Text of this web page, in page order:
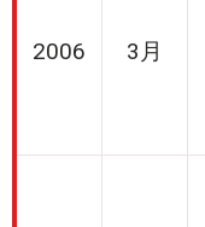
2006 3月